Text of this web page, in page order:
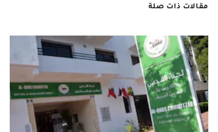
مقالات ذات صلة